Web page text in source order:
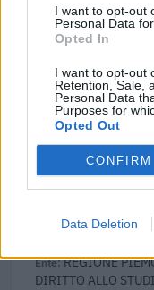
I want to opt-out
Personal Data
Opted In
I want to opt-out
Retention, Sale,
Personal Data
Purposes for
Opted Out
CONFIRM
Data Deletion
2025-05-06
tessile,
regionale
REGIONE
DIRITTO ALLO
68.040 euro
2025-04-01
tessile,
REGIONE
DIRITTO ALLO